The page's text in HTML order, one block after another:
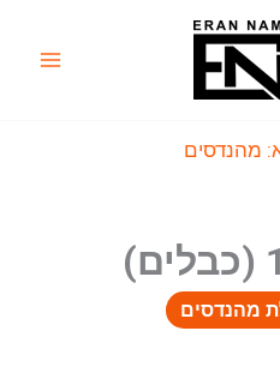
מהנדסים
שאלה מס’ 183 (כבלים)
מהנדסים